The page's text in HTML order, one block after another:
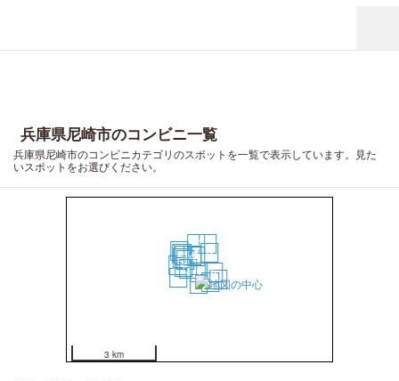
兵庫県尼崎市のコンビニ一覧
兵庫県尼崎市のコンビニカテゴリのスポットを一覧で表示しています。見た
いスポットをお選びください。
1
2
3
4
5
6
7
8
9
10
11
12
13
14
15
16
17
18
19
20
3 km